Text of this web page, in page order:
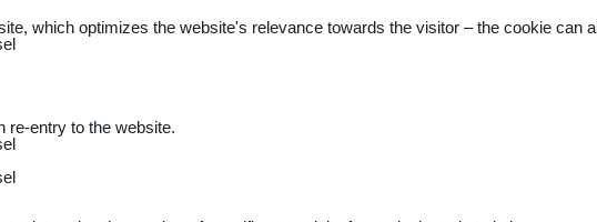
which optimizes the website's relevance towards the visitor – the cookie can
re-entry to the website.